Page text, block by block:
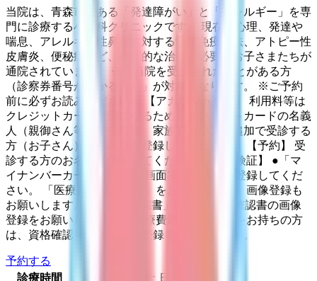
当院は、青森市にある「発達障がい」と「アレルギー」を専
門に診療する小児科クリニックです。 現在、心理、発達や
喘息、アレルギー性鼻炎に対する舌下免疫療法、アトピー性
皮膚炎、便秘症など、継続的な治療が必要なお子さまたちが
通院されています。 ※「当院を受診されたことがある方
（診察券番号が分かる方）」が対象となります。 ※ご予約
前に必ずお読みください※ 【アカウント登録】 利用料等は
クレジットカード決済になるため、クレジットカードの名義
人（親御さん等）で登録後、家族アカウント追加で受診する
方（お子さん）のお名前を登録してください。 【予約】 受
診する方のお名前で予約してください。 【保険証】 ●「マ
イナンバーカード」の場合 画面案内に従って登録してくだ
さい。 「医療費助成の証書」をお持ちの方は、画像登録も
お願いします。 ●「資格確認書」の場合 資格確認書の画像
登録をお願いします。 「医療費助成の証書」をお持ちの方
は、資格確認書と共に画像登録をしてください。
予約する
診療時間
土 日